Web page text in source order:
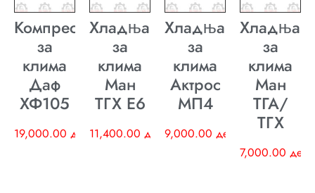
Компресор
за
клима
Даф
ХФ105
19,000.00 ден
Хладњак
за
клима
Ман
ТГХ E6
11,400.00 ден
Хладњак
за
клима
Актрос
МП4
9,000.00 ден
Хладњак
за
клима
Ман
ТГА/
ТГХ
7,000.00 ден